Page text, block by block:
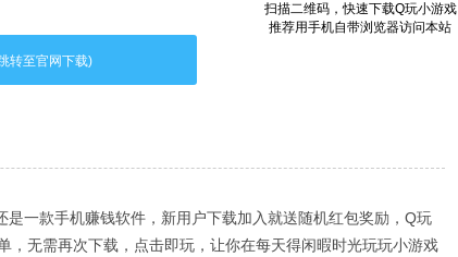
扫描二维码，快速下载Q玩小游戏
推荐用手机自带浏览器访问本站
转至官网下载)
一款手机赚钱软件，新用户下载加入就送随机红包奖励，Q玩
，无需再次下载，点击即玩，让你在每天得闲暇时光玩玩小游戏